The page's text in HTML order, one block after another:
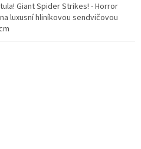
Giant Spider Strikes! - Horror
luxusní hliníkovou sendvičovou